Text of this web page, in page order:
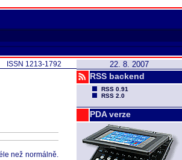
22. 8. 2007
RSS backend
RSS 0.91
RSS 2.0
PDA verze
ISSN 1213-1792
než normálně.